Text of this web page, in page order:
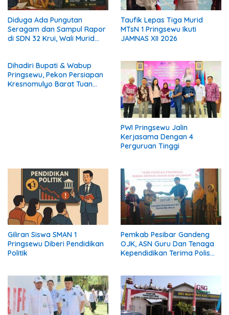
Diduga Ada Pungutan
Seragam dan Sampul Rapor
di SDN 32 Krui, Wali Murid
Taufik Lepas Tiga Murid
MTsN 1 Pringsewu Ikuti
JAMNAS XII 2026
Dihadiri Bupati & Wabup
Pringsewu, Pekon Persiapan
Kresnomulyo Barat Tuan
PWI Pringsewu Jalin
Kerjasama Dengan 4
Perguruan Tinggi
Giliran Siswa SMAN 1
Pringsewu Diberi Pendidikan
Politik
Pemkab Pesibar Gandeng
OJK, ASN Guru Dan Tenaga
Kependidikan Terima Polis